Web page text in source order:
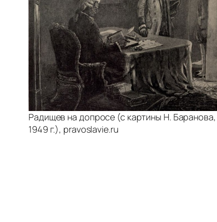
Радищев на допросе (с картины Н. Баранова,
1949 г.), pravoslavie.ru